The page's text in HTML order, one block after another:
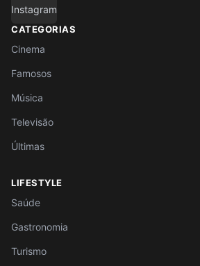
Instagram
CATEGORIAS
Cinema
Famosos
Música
Televisão
Últimas
LIFESTYLE
Saúde
Gastronomia
Turismo